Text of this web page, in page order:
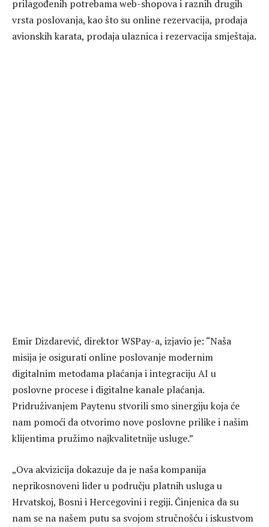
prilagođenih potrebama web-shopova i raznih drugih
vrsta poslovanja, kao što su online rezervacija, prodaja
avionskih karata, prodaja ulaznica i rezervacija smještaja.
Emir Dizdarević, direktor WSPay-a, izjavio je: “Naša
misija je osigurati online poslovanje modernim
digitalnim metodama plaćanja i integraciju AI u
poslovne procese i digitalne kanale plaćanja.
Pridruživanjem Paytenu stvorili smo sinergiju koja će
nam pomoći da otvorimo nove poslovne prilike i našim
klijentima pružimo najkvalitetnije usluge.”
„Ova akvizicija dokazuje da je naša kompanija
neprikosnoveni lider u području platnih usluga u
Hrvatskoj, Bosni i Hercegovini i regiji. Činjenica da su
nam se na našem putu sa svojom stručnošću i iskustvom